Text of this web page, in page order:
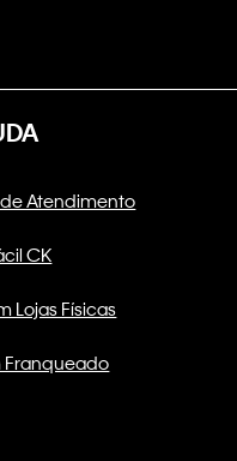
Atendimento
CK
Lojas Físicas
Franqueado